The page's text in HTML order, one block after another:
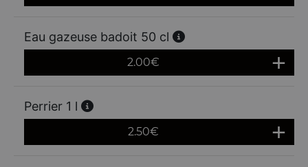
Eau gazeuse badoit 50 cl
2.00€
Perrier 1 l
2.50€